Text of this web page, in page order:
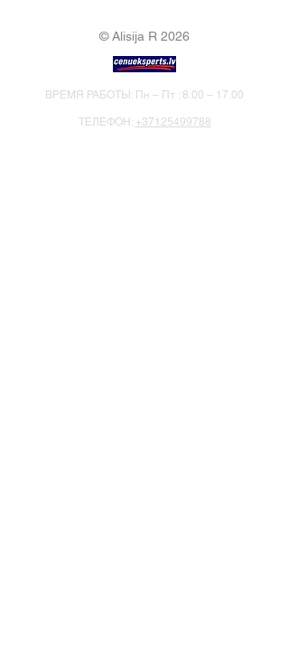
© Alisija R 2026
ВРЕМЯ РАБОТЫ: Пн – Пт : 8.00 – 17.00
ТЕЛЕФОН: +37125499788